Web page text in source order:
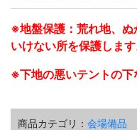
※地盤保護：荒れ地、
いけない所を保護します
※下地の悪いテントの下
商品カテゴリ： 会場備品